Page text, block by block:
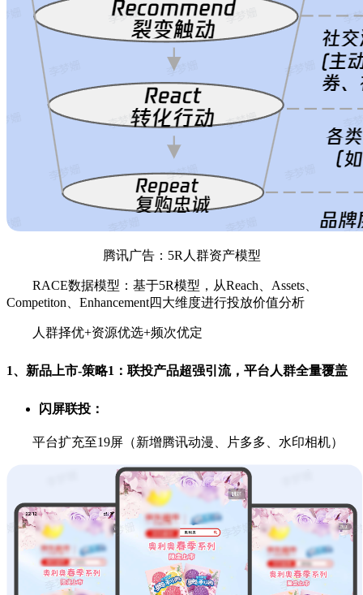
腾讯广告：5R人群资产模型
RACE数据模型：基于5R模型，从Reach、Assets、
Competiton、Enhancement四大维度进行投放价值分析
人群择优+资源优选+频次优定
1、新品上市-策略1：联投产品超强引流，平台人群全量覆盖
闪屏联投：
平台扩充至19屏（新增腾讯动漫、片多多、水印相机）